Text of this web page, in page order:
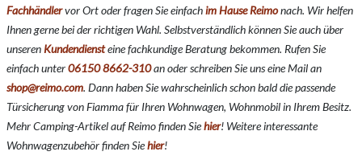
Fachhändlervor Ort oder fragen Sie einfachim Hause Reimonach. Wir helfen
Ihnen gerne bei der richtigen Wahl. Selbstverständlich können Sie auch über
unseren Kundendiensteine fachkundige Beratung bekommen. Rufen Sie
einfach unter06150 8662-310an oder schreiben Sie uns eine Mail an
shop@reimo.com. Dann haben Sie wahrscheinlich schon bald die passende
Türsicherung von Fiamma für Ihren Wohnwagen, Wohnmobil in Ihrem Besitz.
Mehr Camping-Artikel auf Reimo finden Siehier! Weitere interessante
Wohnwagenzubehör finden Siehier!